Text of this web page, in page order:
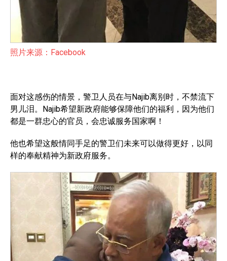
照片来源：Facebook
面对这感伤的情景，警卫人员在与Najib离别时，不禁流下
男儿泪。Najib希望新政府能够保障他们的福利，因为他们
都是一群忠心的官员，会忠诚服务国家啊！
他也希望这般情同手足的警卫们未来可以做得更好，以同
样的奉献精神为新政府服务。